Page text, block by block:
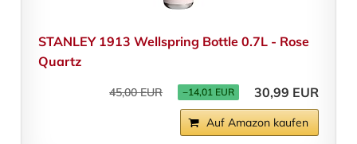
STANLEY 1913 Wellspring Bottle 0.7L - Rose
Quartz
45,00 EUR −14,01 EUR 30,99 EUR
Auf Amazon kaufen